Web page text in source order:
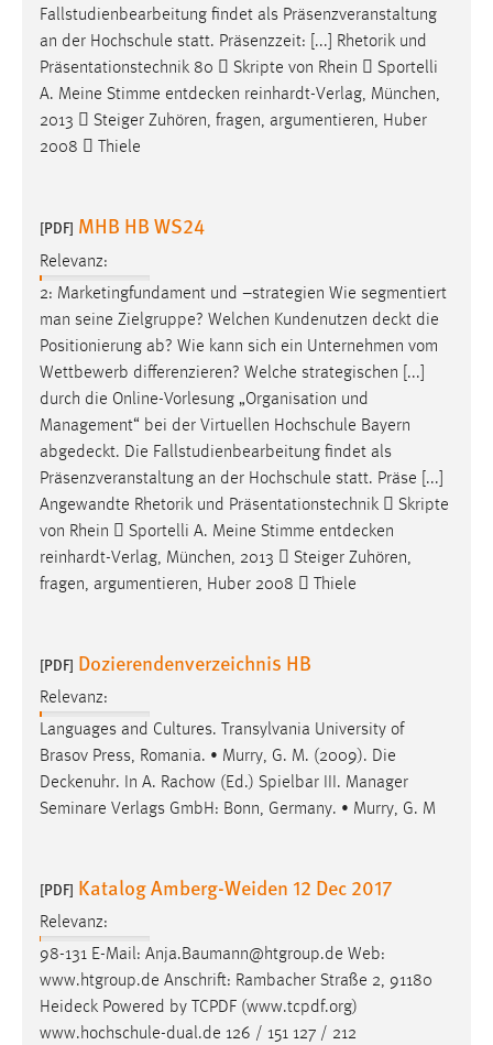
Fallstudienbearbeitung findet als Präsenzveranstaltung
an der Hochschule statt. Präsenzzeit: [...] Rhetorik und
Präsentationstechnik 80  Skripte von Rhein  Sportelli
A. Meine Stimme entdecken reinhardt-Verlag, München,
2013  Steiger Zuhören, fragen, argumentieren, Huber
2008  Thiele
[PDF] MHB HB WS24
Relevanz:
2: Marketingfundament und –strategien Wie segmentiert
man seine Zielgruppe? Welchen Kundenutzen deckt die
Positionierung ab? Wie kann sich ein Unternehmen vom
Wettbewerb differenzieren? Welche strategischen [...]
durch die Online-Vorlesung „Organisation und
Management“ bei der Virtuellen Hochschule Bayern
abgedeckt. Die Fallstudienbearbeitung findet als
Präsenzveranstaltung an der Hochschule statt. Präse [...]
Angewandte Rhetorik und Präsentationstechnik  Skripte
von Rhein  Sportelli A. Meine Stimme entdecken
reinhardt-Verlag, München, 2013  Steiger Zuhören,
fragen, argumentieren, Huber 2008  Thiele
[PDF] Dozierendenverzeichnis HB
Relevanz:
Languages and Cultures. Transylvania University of
Brasov Press, Romania. • Murry, G. M. (2009). Die
Deckenuhr. In A. Rachow (Ed.) Spielbar III. Manager
Seminare Verlags GmbH: Bonn, Germany. • Murry, G. M
[PDF] Katalog Amberg-Weiden 12 Dec 2017
Relevanz:
98-131 E-Mail: Anja.Baumann@htgroup.de Web:
www.htgroup.de Anschrift: Rambacher Straße 2, 91180
Heideck Powered by TCPDF (www.tcpdf.org)
www.hochschule-dual.de 126 / 151 127 / 212